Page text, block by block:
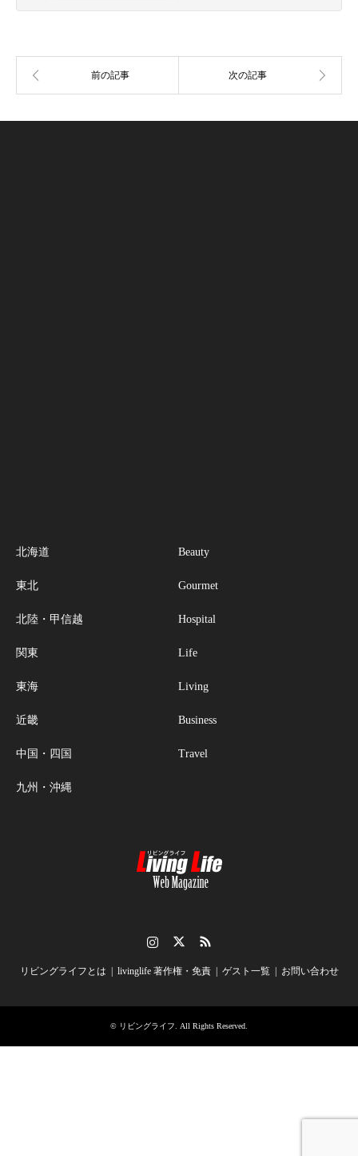
北海道
東北
北陸・甲信越
関東
東海
近畿
中国・四国
九州・沖縄
Beauty
Gourmet
Hospital
Life
Living
Business
Travel
リビングライフとは livinglife 著作権・免責 ゲスト一覧 お問い合わせ
© リビングライフ . All Rights Reserved.